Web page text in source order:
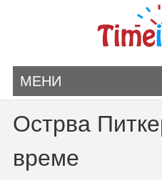
МЕНИ
Острва
време